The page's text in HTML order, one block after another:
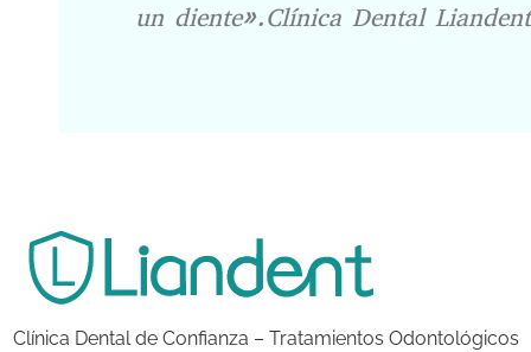
un diente».Clínica Dental Liandent
Clínica Dental de Confianza – Tratamientos Odontológicos